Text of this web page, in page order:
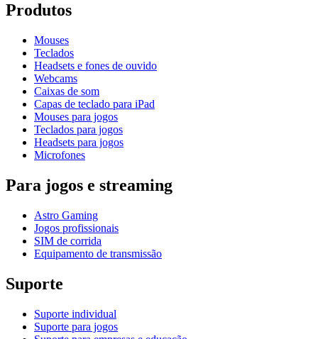
Produtos
Mouses
Teclados
Headsets e fones de ouvido
Webcams
Caixas de som
Capas de teclado para iPad
Mouses para jogos
Teclados para jogos
Headsets para jogos
Microfones
Para jogos e streaming
Astro Gaming
Jogos profissionais
SIM de corrida
Equipamento de transmissão
Suporte
Suporte individual
Suporte para jogos